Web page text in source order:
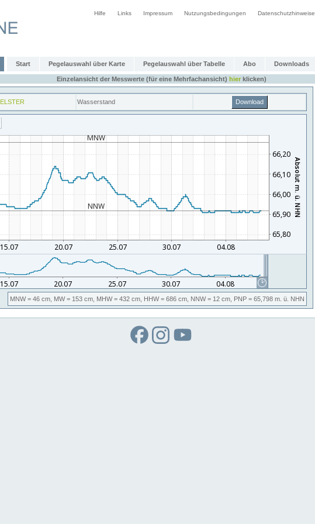
Hilfe Links Impressum Nutzungsbedingungen Datenschutzhinweise
Start Pegelauswahl über Karte Pegelauswahl über Tabelle Abo Downloads
Einzelansicht der Messwerte (für eine Mehrfachansicht) hierklicken)
ELSTER Wasserstand Download
MNW= 46 cm, MW= 153 cm, MHW= 432 cm, HHW= 686 cm, NNW= 12 cm, PNP = 65,798 m. ü. NHN